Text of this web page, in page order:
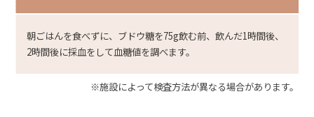
朝ごはんを食べずに、ブドウ糖を75g飲む前、飲んだ1時間後、
2時間後に採血をして血糖値を調べます。
※施設によって検査方法が異なる場合があります。